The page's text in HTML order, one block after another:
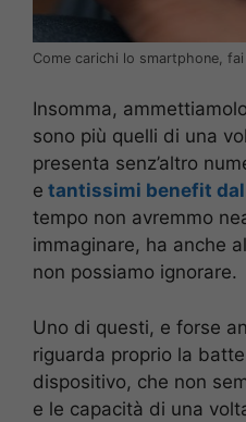
Come carichi lo smartphone,
Insomma,
sono più quelli di una
presenta senz’altro
e tantissimi benefit
tempo non avremmo
immaginare, ha anche
non possiamo ignorare.
Uno di questi, e forse
riguarda proprio la
dispositivo, che non
e le capacità di una